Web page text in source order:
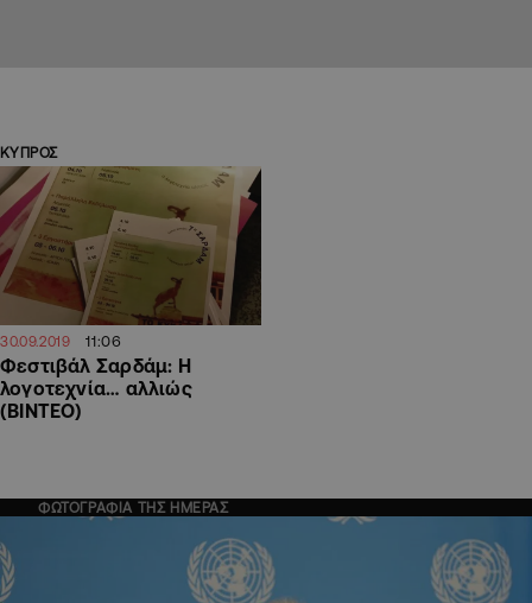
ΚΥΠΡΟΣ
30.09.2019 11:06
Φεστιβάλ Σαρδάμ: Η
λογοτεχνία… αλλιώς
(ΒΙΝΤΕΟ)
ΦΩΤΟΓΡΑΦΙΑ ΤΗΣ ΗΜΕΡΑΣ